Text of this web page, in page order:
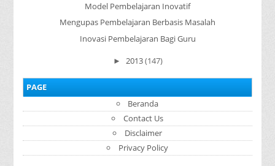
Model Pembelajaran Inovatif
Mengupas Pembelajaran Berbasis Masalah
Inovasi Pembelajaran Bagi Guru
► 2013(147)
PAGE
Beranda
Contact Us
Disclaimer
Privacy Policy